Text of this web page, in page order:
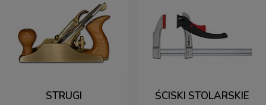
STRUGI ŚCISKI STOLARSKIE